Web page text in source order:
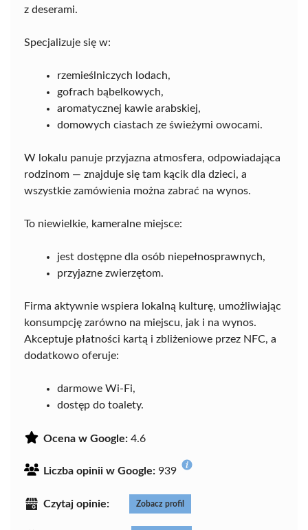
z deserami.
Specjalizuje się w:
rzemieślniczych lodach,
gofrach bąbelkowych,
aromatycznej kawie arabskiej,
domowych ciastach ze świeżymi owocami.
W lokalu panuje przyjazna atmosfera, odpowiadająca
rodzinom — znajduje się tam kącik dla dzieci, a
wszystkie zamówienia można zabrać na wynos.
To niewielkie, kameralne miejsce:
jest dostępne dla osób niepełnosprawnych,
przyjazne zwierzętom.
Firma aktywnie wspiera lokalną kulturę, umożliwiając
konsumpcję zarówno na miejscu, jak i na wynos.
Akceptuje płatności kartą i zbliżeniowe przez NFC, a
dodatkowo oferuje:
darmowe Wi-Fi,
dostęp do toalety.
Ocena w Google: 4.6
Liczba opinii w Google: 939
Czytaj opinie: Zobacz profil